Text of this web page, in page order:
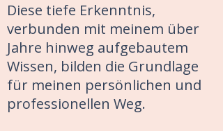
Diese tiefe Erkenntnis,
verbunden mit meinem über
Jahre hinweg aufgebautem
Wissen, bilden die Grundlage
für meinen persönlichen und
professionellen Weg.